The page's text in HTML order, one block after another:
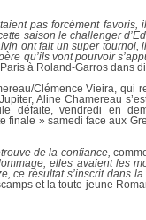
pas forcément
saison le challenger
ont fait un super
qu’ils vont pourvoir
à Roland-Garros dans
Clémence Vieira, qui
Aline Chamereau
défaite, vendredi en
finale » samedi face aux
de la confiance,
elles avaient les
résultat s’inscrit dans la
et la toute jeune